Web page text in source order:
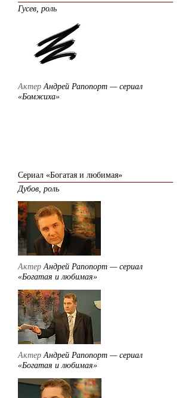
Гусев, роль
АктерАндрей Рапопорт — сериал
«Бомжиха»
Сериал «Богатая и любимая»
Дубов, роль
АктерАндрей Рапопорт — сериал
«Богатая и любимая»
АктерАндрей Рапопорт — сериал
«Богатая и любимая»